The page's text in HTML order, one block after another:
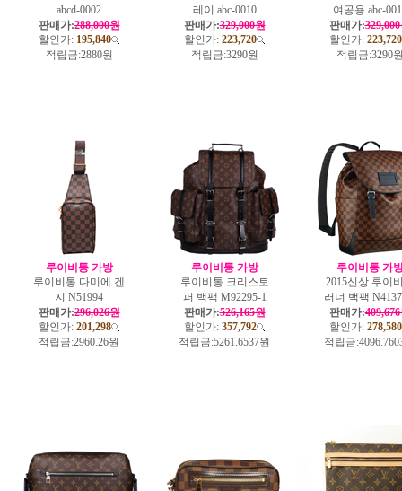
abcd-0002
판매가:288,000원
할인가: 195,840
적립금:2880원
레이 abc-0010
판매가:329,000원
할인가: 223,720
적립금:3290원
여공용 abc-
판매가:
할인가: 223,720
적립금:3290
루이비통 가방
루이비통 다미에 겐
지 N51994
판매가:296,026원
할인가: 201,298
적립금:2960.26원
루이비통 가방
루이비통 크리스토
퍼 백팩 M92295-1
판매가:526,165원
할인가: 357,792
적립금:5261.6537원
루이비통 가
2015신상 루이
러너 백팩
판매가:
할인가: 278,580
적립금: